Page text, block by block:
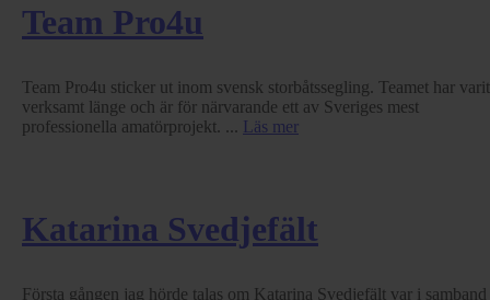
Team Pro4u
Team Pro4u sticker ut inom svensk storbåtssegling. Teamet har varit
verksamt länge och är för närvarande ett av Sveriges mest
professionella amatörprojekt. ... Läs mer
Katarina Svedjefält
Första gången jag hörde talas om Katarina Svedjefält var i samband